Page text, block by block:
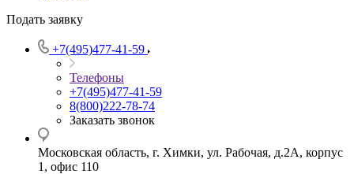
Подать заявку
+7(495)477-41-59
Телефоны
+7(495)477-41-59
8(800)222-78-74
Заказать звонок
Московская область, г. Химки, ул. Рабочая, д.2А, корпус
1, офис 110